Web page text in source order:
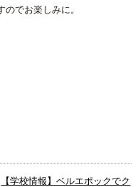
でお楽しみに。
【学校情報】ベルエポックでク